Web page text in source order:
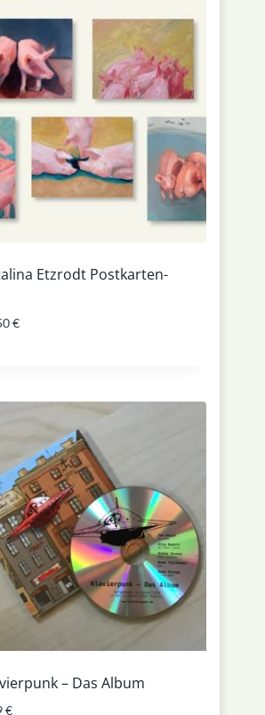
Etzrodt Postkarten-
€
– Das Album
€